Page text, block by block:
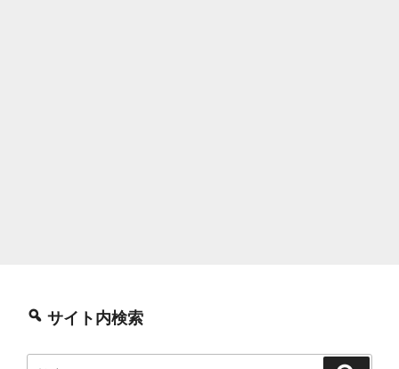
サイト内検索